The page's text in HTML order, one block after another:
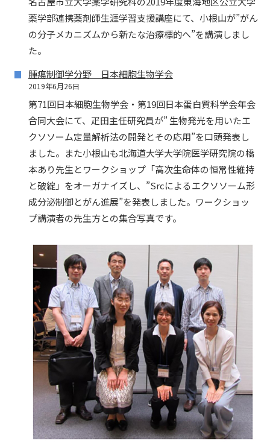
薬学部連携薬剤師生涯学習支援講座にて、小根山が”がん
の分子メカニズムから新たな治療標的へ”を講演しまし
た。
腫瘍制御学分野 日本細胞生物学会
2019年6月26日
第71回日本細胞生物学会・第19回日本蛋白質科学会年会
合同大会にて、疋田主任研究員が” 生物発光を用いたエ
クソソーム定量解析法の開発とその応用”を口頭発表し
ました。また小根山も北海道大学大学院医学研究院の橋
本あり先生とワークショップ「高次生命体の恒常性維持
と破綻」をオーガナイズし、”Srcによるエクソソーム形
成分泌制御とがん進展”を発表しました。ワークショッ
プ講演者の先生方との集合写真です。